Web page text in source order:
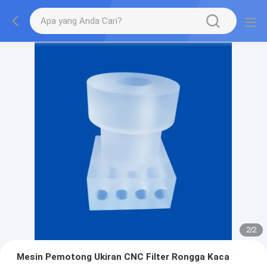
2/2
Mesin Pemotong Ukiran CNC Filter Rongga Kaca